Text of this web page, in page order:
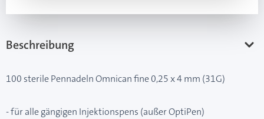
Beschreibung
100 sterile Pennadeln Omnican fine 0,25 x 4 mm (31G)
- für alle gängigen Injektionspens (außer OptiPen)